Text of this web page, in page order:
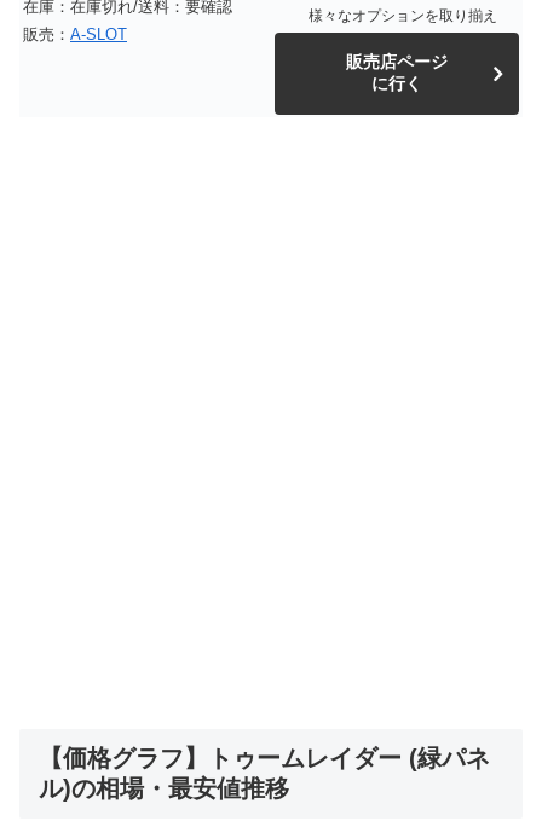
在庫：在庫切れ/送料：要確認
販売： A-SLOT
様々なオプションを取り揃え
販売店ページ
に行く
【価格グラフ】トゥームレイダー (緑パネ
ル)の相場・最安値推移